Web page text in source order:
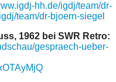
hh.de/igdj/team/dr-
team/dr-bjoern-siegel
1962 bei SWR Retro:
gespraech-ueber-